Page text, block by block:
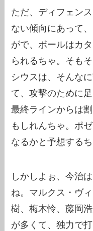
ただ、ディフェン
ない傾向にあって
がで、ボールはカ
られるちゃ。そも
シウスは、そんな
て、攻撃のために
最終ラインからは
もしれんちゃ。ポ
なるかと予想するち
しかしよぉ、今治
ね。マルクス・ヴ
樹、梅木怜、藤岡
が多くて、独力で